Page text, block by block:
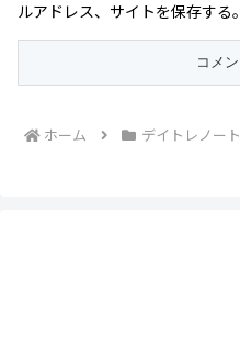
ルアドレス、サイトを保存する。
ホーム デイトレノート